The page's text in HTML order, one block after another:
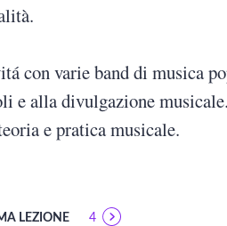
con varie band di musica
e alla divulgazione
e pratica musicale.
LEZIONE 4